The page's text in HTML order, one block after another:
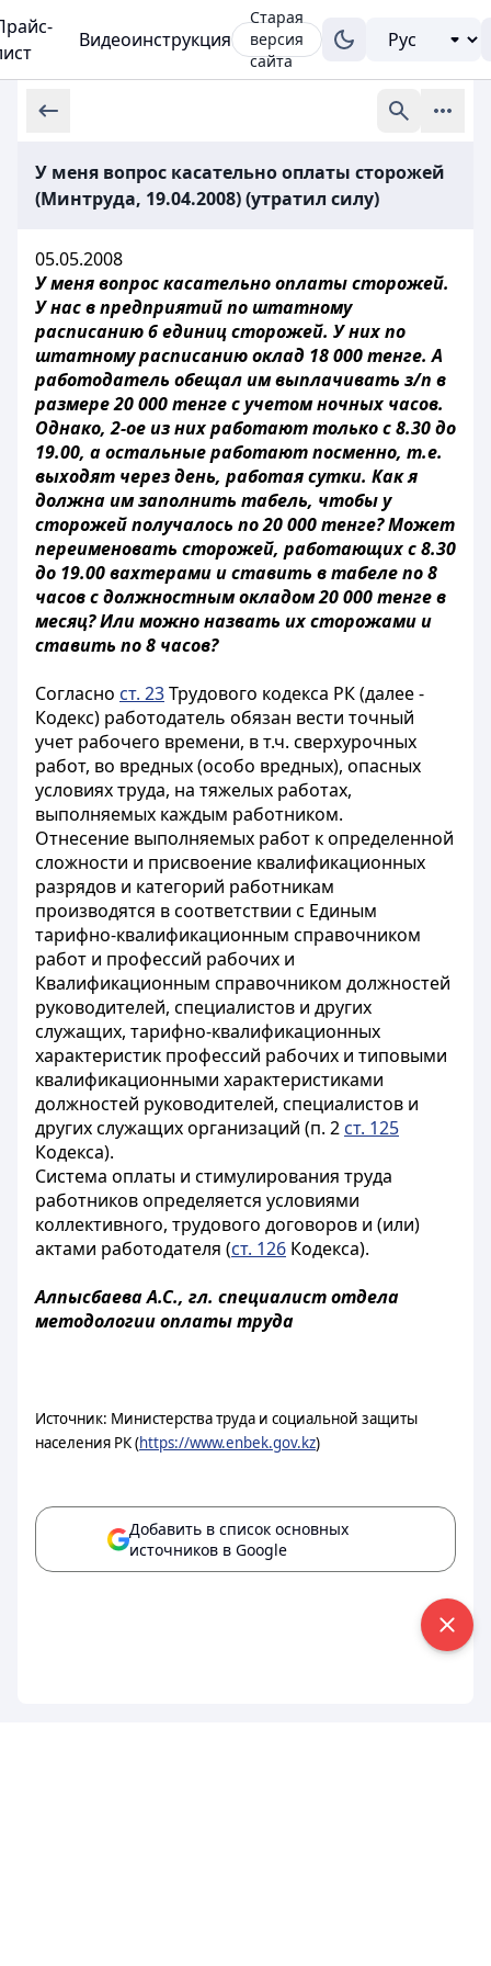
Видеоинструкция
Старая
версия
сайта
У меня вопрос касательно оплаты сторожей
(Минтруда, 19.04.2008) (утратил силу)
05.05.2008
У меня вопрос касательнооплаты сторожей.
У нас в предприятий по штатному
расписанию 6 единиц сторожей. У них по
штатному расписанию оклад 18 000 тенге. А
работодатель обещал им выплачивать з/п в
размере 20 000 тенге с учетом ночных часов.
Однако, 2-ое из них работают только с 8.30 до
19.00, а остальные работают посменно, т.е.
выходят через день, работая сутки. Как я
должна им заполнить табель, чтобы у
сторожей получалось по 20 000 тенге? Может
переименовать сторожей, работающих с 8.30
до 19.00 вахтерами и ставить в табеле по 8
часов с должностным окладом 20 000 тенге в
месяц? Или можно назвать их сторожами и
ставить по 8 часов?
Согласно ст. 23Трудового кодекса РК (далее -
Кодекс) работодатель обязан вести точный
учет рабочего времени, в т.ч. сверхурочных
работ, во вредных (особо вредных), опасных
условиях труда, на тяжелых работах,
выполняемых каждым работником.
Отнесение выполняемых работ к определенной
сложности и присвоение квалификационных
разрядов и категорий работникам
производятся в соответствии с Единым
тарифно-квалификационным справочником
работ и профессий рабочих и
Квалификационным справочником должностей
руководителей, специалистов и других
служащих, тарифно-квалификационных
характеристик профессий рабочих и типовыми
квалификационными характеристиками
должностей руководителей, специалистов и
других служащих организаций (п. 2 ст. 125
Кодекса).
Система оплаты и стимулирования труда
работников определяется условиями
коллективного, трудового договоров и (или)
актами работодателя (ст. 126 Кодекса).
Алпысбаева А.С., гл. специалист отдела
методологии оплаты труда
Источник: Министерства труда и социальной защиты
населения РК (https://www.enbek.gov.kz)
Добавить в список основных
источников в Google